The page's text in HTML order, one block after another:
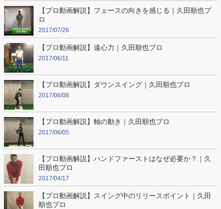
【プロ動画解説】フェースの向きを感じる｜久田順也プ
ロ
2017/07/26
【プロ動画解説】遠心力｜久田順也プロ
2017/06/11
【プロ動画解説】ダウンスイング｜久田順也プロ
2017/06/08
【プロ動画解説】軸の動き｜久田順也プロ
2017/06/05
【プロ動画解説】ハンドファーストはなぜ必要か？｜久
田順也プロ
2017/04/17
【プロ動画解説】スイング中のリリースポイント｜久田
順也プロ